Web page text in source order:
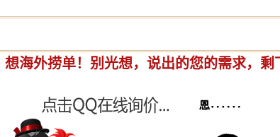
海外捞单！别光想，说出的您的需求，剩